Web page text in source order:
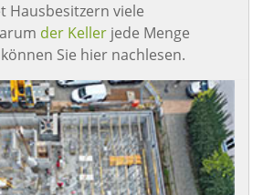
Hausbesitzern viele
der Keller jede Menge
Sie hier nachlesen.